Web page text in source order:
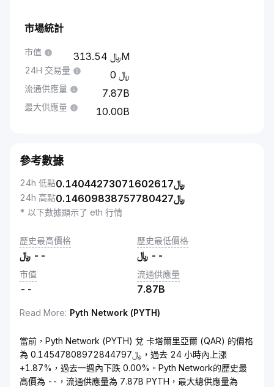
市場統計
市值 313.54M
24H 交易量 0
流通供應量 7.87B
最大供應量 10.00B
參考數據
24h 低點 ﷼0.14044273071602617
24h 高點 ﷼0.14609838757780427
* 以下數據顯示了 eth 行情
歷史最高價格
﷼ --
歷史最低價格
﷼ --
市值
--
流通供應量
7.87B
Read More: Pyth Network (PYTH)
當前，Pyth Network (PYTH) 兌 卡塔爾里亞爾 (QAR) 的價格
為 ﷼0.14547808972844797，過去 24 小時內上漲
+1.87%，過去一週內下跌 0.00%。Pyth Network的歷史最
高價為 --，流通供應量為 7.87B PYTH，最大總供應量為